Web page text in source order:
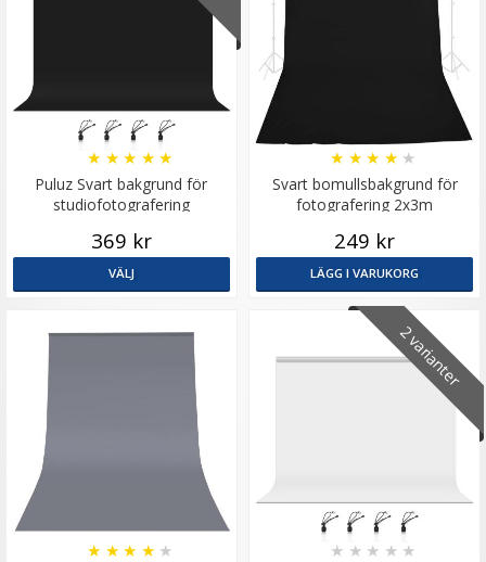
Puluz Svart bakgrund för
studiofotografering
★ ★ ★ ★ ★
369 kr
VÄLJ
Svart bomullsbakgrund för
fotografering 2x3m
★ ★ ★ ★ ★
249 kr
LÄGG I VARUKORG
★ ★ ★ ★ ★
2 varianter
★ ★ ★ ★ ★